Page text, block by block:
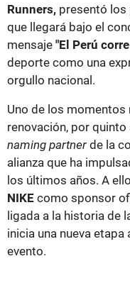
Runners, presentó los
que llegará bajo el
mensaje "El Perú
deporte como una
orgullo nacional.
Uno de los
renovación, por
naming partner de la
alianza que ha
los últimos años. A
NIKE como sponsor
ligada a la historia de
inicia una nueva
evento.